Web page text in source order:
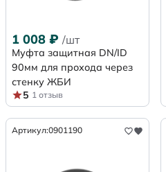
1 008 ₽ /шт
Муфта защитная DN/ID
90мм для прохода через
стенку ЖБИ
5 1 отзыв
Артикул:0901190